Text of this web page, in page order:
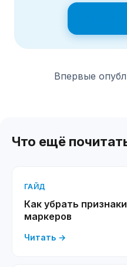
Впервые
Что ещё
ГАЙД
Как убрать
маркеров
Читать →